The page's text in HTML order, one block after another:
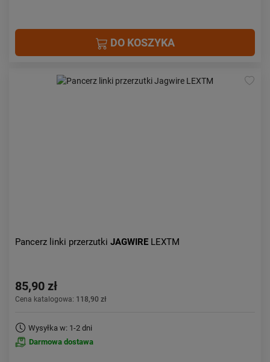
DO KOSZYKA
Pancerz linki przerzutki JAGWIRE LEXTM
85,90 zł
Cena katalogowa: 118,90 zł
Wysyłka w: 1-2 dni
Darmowa dostawa